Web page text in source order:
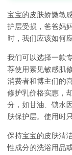
宝宝的皮肤娇嫩敏
护层受损，爸爸妈
时，我们应该如何
我们可以选择一款
荐使用素见敏感肌
消费者和博主们的
修护乳价格实惠，
分，如甘油、锁水
肤保护层。使用时
保持宝宝的皮肤清
性成分的洗浴用品